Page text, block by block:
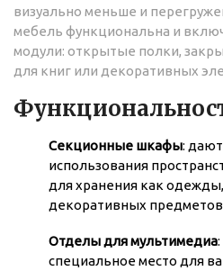
визуально меньше и
мебель функциональна и
модули: открытые полки,
для книг или декоративных
Секционные шкафы:
использования
для хранения как
декоративных
Отделы для мультимедиа
специальное место для